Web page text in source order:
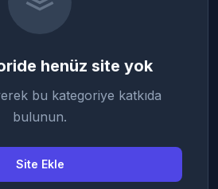
henüz site yok
bu kategoriye katkıda
bulunun.
Site Ekle